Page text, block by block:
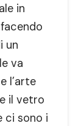
in
un
va
l’arte
il vetro
ci sono i